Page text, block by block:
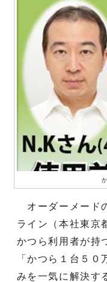
オーダーメード
ライン（本社東京
かつら利用者が持
「かつら１台５
みを一気に解決す